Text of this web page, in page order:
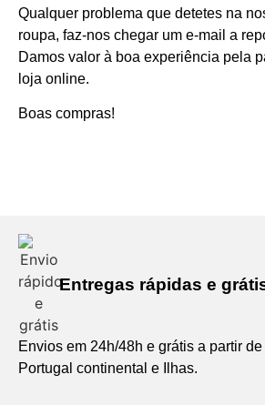
Qualquer problema que detetes na
roupa, faz-nos chegar um e-mail a
Damos valor à boa experiência pela
loja online.
Boas compras!
Entregas rápidas e
Envios em 24h/48h e grátis a partir
Portugal continental e Ilhas.